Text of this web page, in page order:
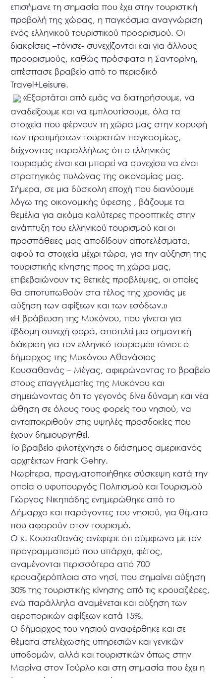
επισήμανε τη σημασία που έχει στην τουριστική
προβολή της χώρας, η παγκόσμια αναγνώριση
ενός ελληνικού τουριστικού προορισμού. Οι
διακρίσεις –τόνισε- συνεχίζονται και για άλλους
προορισμούς, καθώς πρόσφατα η Σαντορίνη,
απέσπασε βραβείο από το περιοδικό
Travel+Leisure.
«Εξαρτάται από εμάς να διατηρήσουμε, να
αναδείξουμε και να εμπλουτίσουμε, όλα τα
στοιχεία που φέρνουν τη χώρα μας στην κορυφή
των προτιμήσεων τουριστών παγκοσμίως,
δείχνοντας παραλλήλως ότι ο ελληνικός
τουρισμός είναι και μπορεί να συνεχίσει να είναι
στρατηγικός πυλώνας της οικονομίας μας.
Σήμερα, σε μια δύσκολη εποχή που διανύουμε
λόγω της οικονομικής ύφεσης , βάζουμε τα
θεμέλια για ακόμα καλύτερες προοπτικές στην
ανάπτυξη του ελληνικού τουρισμού και οι
προσπάθειες μας αποδίδουν αποτελέσματα,
αφού τα στοιχεία μέχρι τώρα, για την αύξηση της
τουριστικής κίνησης προς τη χώρα μας,
επιβεβαιώνουν τις θετικές προβλέψεις, οι οποίες
θα αποτυπωθούν στα τέλος της χρονιάς με
αύξηση των αφίξεων και των εσόδων.»
«Η βράβευση της Μυκόνου, που γίνεται για
έβδομη συνεχή φορά, αποτελεί μια σημαντική
διάκριση για τον ελληνικό τουρισμό» τόνισε ο
δήμαρχος της Μυκόνου Αθανάσιος
Κουσαθανάς – Μέγας, αφιερώνοντας το βραβείο
στους επαγγελματίες της Μυκόνου και
σημειώνοντας ότι το γεγονός δίνει δύναμη και νέα
ώθηση σε όλους τους φορείς του νησιού, να
ανταποκριθούν στις υψηλές προσδοκίες που
έχουν δημιουργηθεί.
Το βραβείο φιλοτέχνησε ο διάσημος αμερικανός
αρχιτέκτων Frank Gehry.
Νωρίτερα, πραγματοποιήθηκε σύσκεψη κατά την
οποία ο υφυπουργός Πολιτισμού και Τουρισμού
Γιώργος Νικητιάδης ενημερώθηκε από το
Δήμαρχο και παράγοντες του νησιού, για θέματα
που αφορούν στον τουρισμό.
Ο κ. Κουσαθανάς ανέφερε ότι σύμφωνα με τον
προγραμματισμό που υπάρχει, φέτος,
αναμένονται περισσότερα από 700
κρουαζιερόπλοια στο νησί, που σημαίνει αύξηση
30% της τουριστικής κίνησης από τις κρουαζιέρες,
ενώ παράλληλα αναμένεται και αύξηση των
αεροπορικών αφίξεων κατά 15%.
Ο δήμαρχος του νησιού αναφέρθηκε και σε
θέματα στελέχωσης υπηρεσιών και γενικών
υποδομών, αλλά και τουριστικών όπως στην
Μαρίνα στον Τούρλο και στη σημασία που έχει η